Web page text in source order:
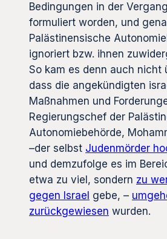
Bedingungen in der
formuliert worden, und
Palästinensische
ignoriert bzw. ihnen
So kam es denn auch nicht
dass die angekündigten
Maßnahmen und
Regierungschef der
Autonomiebehörde,
–der selbst Judenmörder
und demzufolge es im
etwa zu viel, sondern zu
gegen Israel gebe, –
zurückgewiesen wurden.